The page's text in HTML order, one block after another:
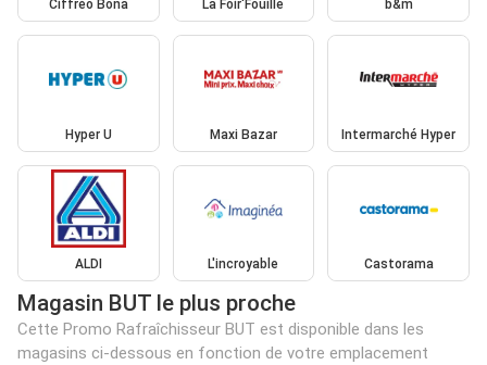
Ciffréo Bona La Foir'Fouille b&m
Hyper U Maxi Bazar Intermarché Hyper
ALDI L'incroyable Castorama
Magasin BUT le plus proche
Cette Promo Rafraîchisseur BUT est disponible dans les
magasins ci-dessous en fonction de votre emplacement